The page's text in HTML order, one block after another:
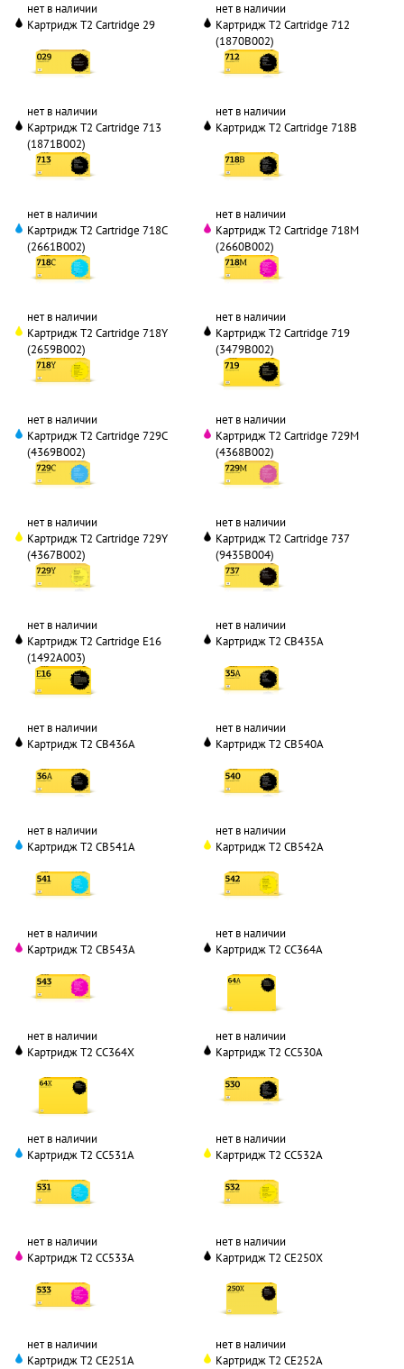
нет в наличии
нет в наличии
Картридж T2 Cartridge 29
нет в наличии
Картридж T2 Cartridge 712
(1870B002)
нет в наличии
Картридж T2 Cartridge 713
(1871B002)
нет в наличии
Картридж T2 Cartridge 718B
нет в наличии
Картридж T2 Cartridge 718C
(2661B002)
нет в наличии
Картридж T2 Cartridge 718M
(2660B002)
нет в наличии
Картридж T2 Cartridge 718Y
(2659B002)
нет в наличии
Картридж T2 Cartridge 719
(3479B002)
нет в наличии
Картридж T2 Cartridge 729C
(4369B002)
нет в наличии
Картридж T2 Cartridge 729M
(4368B002)
нет в наличии
Картридж T2 Cartridge 729Y
(4367B002)
нет в наличии
Картридж T2 Cartridge 737
(9435B004)
нет в наличии
Картридж T2 Cartridge E16
(1492A003)
нет в наличии
Картридж T2 CB435A
нет в наличии
Картридж T2 CB436A
нет в наличии
Картридж T2 CB540A
нет в наличии
Картридж T2 CB541A
нет в наличии
Картридж T2 CB542A
нет в наличии
Картридж T2 CB543A
нет в наличии
Картридж T2 CC364A
нет в наличии
Картридж T2 CC364X
нет в наличии
Картридж T2 CC530A
нет в наличии
Картридж T2 CC531A
нет в наличии
Картридж T2 CC532A
нет в наличии
Картридж T2 CC533A
нет в наличии
Картридж T2 CE250X
нет в наличии
Картридж T2 CE251A
Картридж T2 CE252A